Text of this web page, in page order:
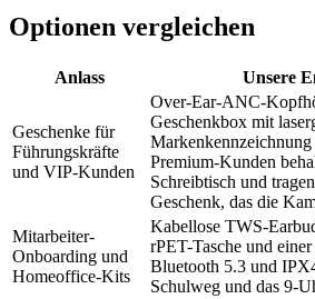
Optionen vergleichen
Anlass Unsere
Geschenke für
Führungskräfte
und VIP-Kunden
Over-Ear-ANC-
Geschenkbox mit
Premium-Kunden
Schreibtisch und
Geschenk, das die
Mitarbeiter-
Onboarding und
Homeoffice-Kits
Kabellose TWS-
rPET-Tasche und
Bluetooth 5.3 und
Schulweg und das 9-